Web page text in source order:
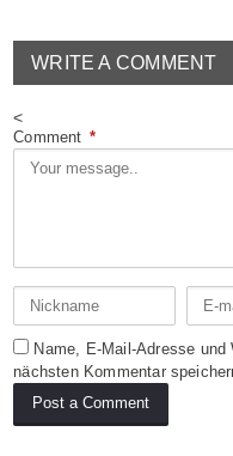
WRITE A COMMENT
<
Comment *
Name, E-Mail-Adresse
nächsten Kommentar